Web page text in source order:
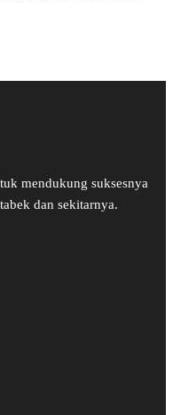
mendukung suksesnya
dan sekitarnya.